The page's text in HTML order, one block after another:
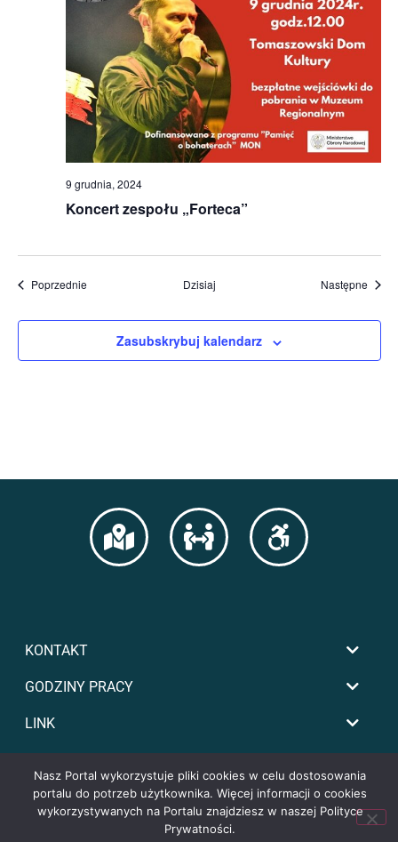
Koncert zespołu „Forteca”
9 grudnia, 2024
PoprzednieWydarzenia Dzisiaj Następne
Zasubskrybuj kalendarz
KONTAKT
GODZINY PRACY
LINK
Copyright by powiat-tomaszowski.com.pl
Nasz Portal wykorzystuje pliki cookies w celu dostosowania
portalu do potrzeb użytkownika. Więcej informacji o cookies
wykorzystywanych na Portalu znajdziesz w naszej Polityce
Prywatności.